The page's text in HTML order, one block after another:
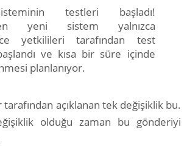
testleri başladı!
yeni sistem yalnızca
yetkilileri tarafından test
ve kısa bir süre içinde
planlanıyor.
açıklanan tek değişiklik bu.
olduğu zaman bu gönderiyi